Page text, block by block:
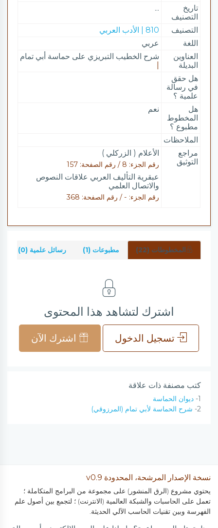
تاريخ
التصنيف
...
التصنيف
810 | الأدب العربي
اللغة
عربي
العناوين
البديلة
شرح الخطيب التبريزي على حماسة أبي تمام
هل حقق
في رسالة
علمية ؟
هل
المخطوط
مطبوع ؟
نعم
الملاحظات
مراجع
التوثيق
الأعلام ( الزركلي )
رقم الجزء: 8 / رقم الصفحة: 157
عبقرية التأليف العربي علاقات النصوص
والاتصال العلمي
رقم الجزء: - / رقم الصفحة: 368
المخطوطات (22) مطبوعات (1) رسائل علمية (0)
اشترك لتشاهد هذا المحتوى
تسجيل الدخول اشترك الآن
كتب مصنفة ذات علاقة
1- ديوان الحماسة
2- شرح الحماسة لأبي تمام (المرزوقي)
نسخة الإصدار المرشحة، المحدودة v0.9
يحتوي مشروع (الرق المنشور) على مجموعة من البرامج المتكاملة ؛
تعمل على الحاسبات والشبكة العالمية (الانترنت) ؛ لتجمع بين أصول علم
الفهرسة وبين تقنيات الحاسب الآلي الحديثة.